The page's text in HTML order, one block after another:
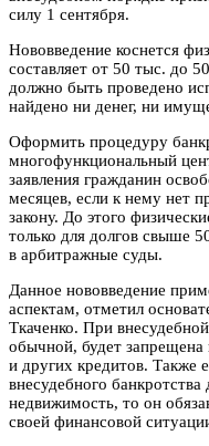
силу 1 сентября.
Нововведение коснется
составляет от 50 тыс. до
должно быть проведено
найдено ни денег, ни
Оформить процедуру
многофункциональный
заявления гражданин
месяцев, если к нему нет
закону. До этого
только для долгов свыше
в арбитражные суды.
Данное нововведение
аспектам, отметил
Ткаченко. При
обычной, будет запрещена
и других кредитов. Также
внесудебного
недвижимость, то он
своей финансовой